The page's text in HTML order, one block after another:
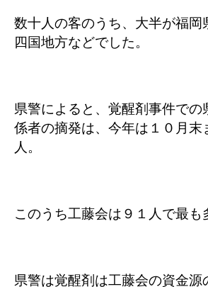
数十人の客のうち、大半が福岡
四国地方などでした。
県警によると、覚醒剤事件での
係者の摘発は、今年は１０月末
人。
このうち工藤会は９１人で最も
県警は覚醒剤は工藤会の資金源